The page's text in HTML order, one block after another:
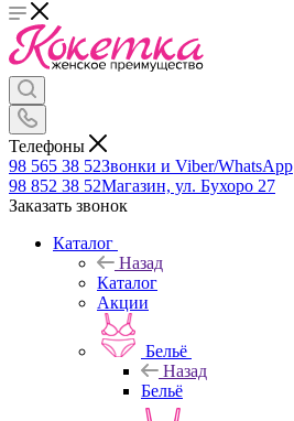
Телефоны
98 565 38 52Звонки и Viber/WhatsApp
98 852 38 52Магазин, ул. Бухоро 27
Заказать звонок
Каталог
Назад
Каталог
Акции
Бельё
Назад
Бельё